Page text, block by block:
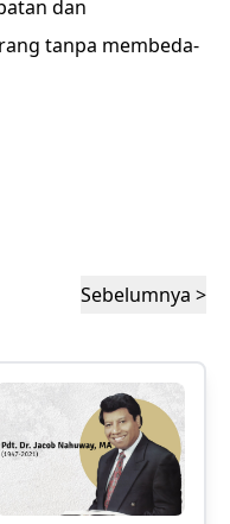
dan
tanpa membeda-
Sebelumnya >